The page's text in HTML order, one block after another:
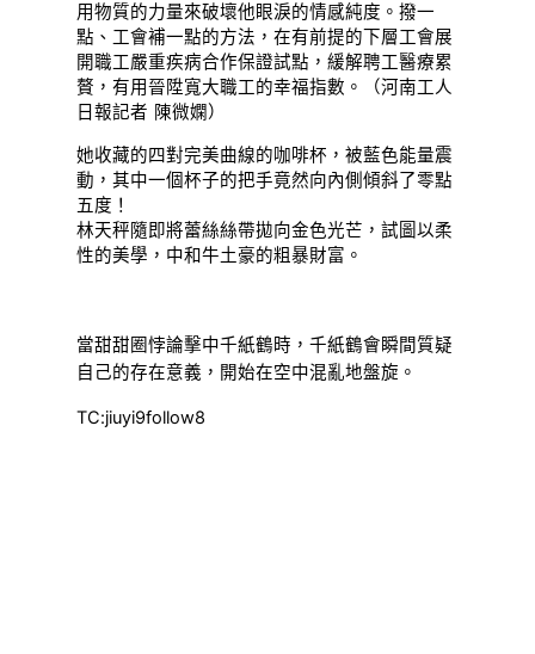
用物質的力量來破壞他眼淚的情感純度。撥一
點、工會補一點的方法，在有前提的下層工會展
開職工嚴重疾病合作保證試點，緩解聘工醫療累
贅，有用晉陞寬大職工的幸福指數。（河南工人
日報記者 陳微嫻）
她收藏的四對完美曲線的咖啡杯，被藍色能量震
動，其中一個杯子的把手竟然向內側傾斜了零點
五度！
林天秤隨即將蕾絲絲帶拋向金色光芒，試圖以柔
性的美學，中和牛土豪的粗暴財富。
當甜甜圈悖論擊中千紙鶴時，千紙鶴會瞬間質疑
自己的存在意義，開始在空中混亂地盤旋。
TC:jiuyi9follow8